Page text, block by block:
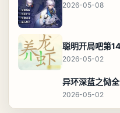
2026-05-08
2026-05-02
异环深蓝之恸
2026-05-02